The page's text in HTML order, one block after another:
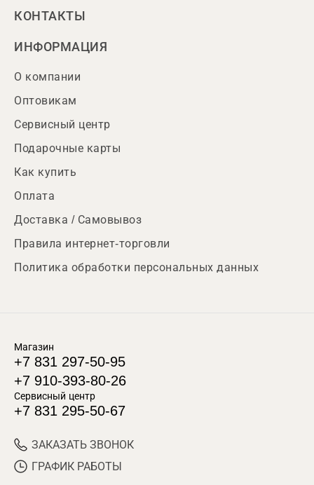
КОНТАКТЫ
ИНФОРМАЦИЯ
О компании
Оптовикам
Сервисный центр
Подарочные карты
Как купить
Оплата
Доставка / Самовывоз
Правила интернет-торговли
Политика обработки персональных данных
Магазин
+7 831 297-50-95
+7 910-393-80-26
Сервисный центр
+7 831 295-50-67
ЗАКАЗАТЬ ЗВОНОК
ГРАФИК РАБОТЫ